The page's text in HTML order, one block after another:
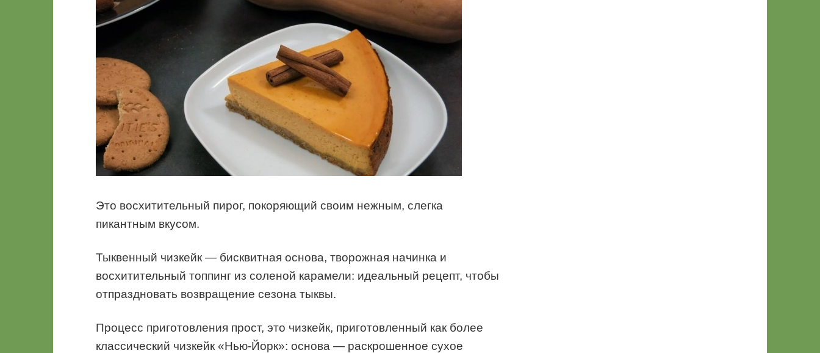
Это восхитительный пирог, покоряющий своим нежным, слегка
пикантным вкусом.
Тыквенный чизкейк — бисквитная основа, творожная начинка и
восхитительный топпинг из соленой карамели: идеальный рецепт, чтобы
отпраздновать возвращение сезона тыквы.
Процесс приготовления прост, это чизкейк, приготовленный как более
классический чизкейк «Нью-Йорк»: основа — раскрошенное сухое